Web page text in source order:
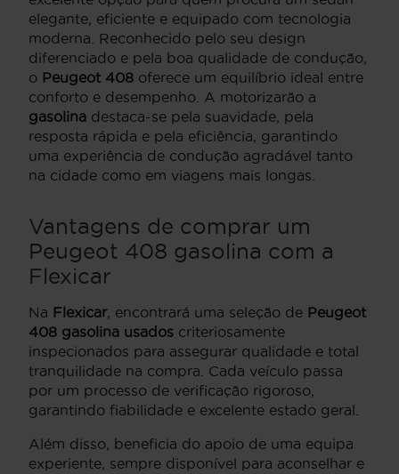
elegante, eficiente e equipado com tecnologia
moderna. Reconhecido pelo seu design
diferenciado e pela boa qualidade de condução,
o Peugeot 408 oferece um equilíbrio ideal entre
conforto e desempenho. A motorizarão a
gasolina destaca-se pela suavidade, pela
resposta rápida e pela eficiência, garantindo
uma experiência de condução agradável tanto
na cidade como em viagens mais longas.
Vantagens de comprar um
Peugeot 408 gasolina com a
Flexicar
Na Flexicar, encontrará uma seleção de Peugeot
408 gasolina usados criteriosamente
inspecionados para assegurar qualidade e total
tranquilidade na compra. Cada veículo passa
por um processo de verificação rigoroso,
garantindo fiabilidade e excelente estado geral.
Além disso, beneficia do apoio de uma equipa
experiente, sempre disponível para aconselhar e